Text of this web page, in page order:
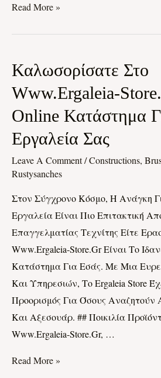
Read More »
Καλωσορίσατε Στο
Www.ergaleia-
Online Κατάστημα
Εργαλεία Σας
Leave A Comment/Constructions,
Rustysanches
Στον Σύγχρονο Κόσμο, Η Ανάγκη
Εργαλεία Είναι Πιο Επιτακτική
Επαγγελματίας Τεχνίτης Είτε
Www.ergaleia-Store.gr Είναι Το
Κατάστημα Για Εσάς. Με Μια
Και Υπηρεσιών, Το Ergaleia Store
Προορισμός Για Όσους Αναζητούν
Και Αξεσουάρ. ## Ποικιλία
Www.ergaleia-Store.gr, …
Καλωσορίσατε
Www.ergaleia-
Store.gr:
Το
Online
Κατάστημα
Όλα
Τα
Εργαλεία
Σας
Read More »